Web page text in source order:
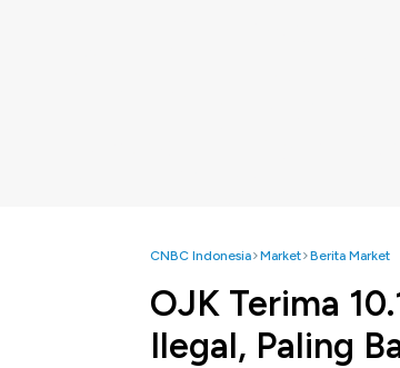
CNBC Indonesia Market Berita Market
OJK Terima
Ilegal, Paling